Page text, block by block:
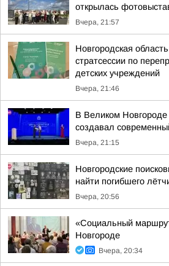
открылась
Вчера, 21:57
Новгородская
стратсессии по
детских учреждений
Вчера, 21:46
В Великом Новгороде
создавал
Вчера, 21:15
Новгородские
найти погибшего
Вчера, 20:56
«Социальный
Новгороде
Вчера, 20:34